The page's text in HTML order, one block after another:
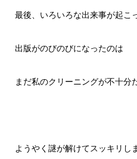
最後、いろいろな出来事が起こ
出版がのびのびになったのは
まだ私のクリーニングが不十分
ようやく謎が解けてスッキリし